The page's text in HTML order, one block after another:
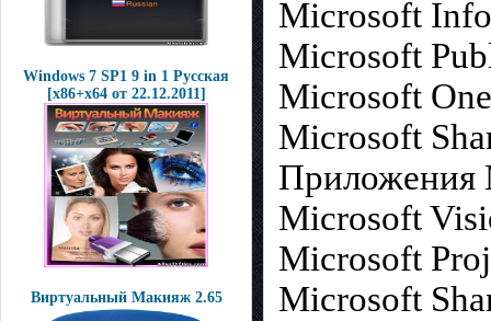
Windows 7 SP1 9 in 1 Русская
[x86+x64 от 22.12.2011]
Виртуальный Макияж 2.65
Microsoft
Microsoft
Microsoft
Microsoft
Приложения
Microsoft
Microsoft
Microsoft